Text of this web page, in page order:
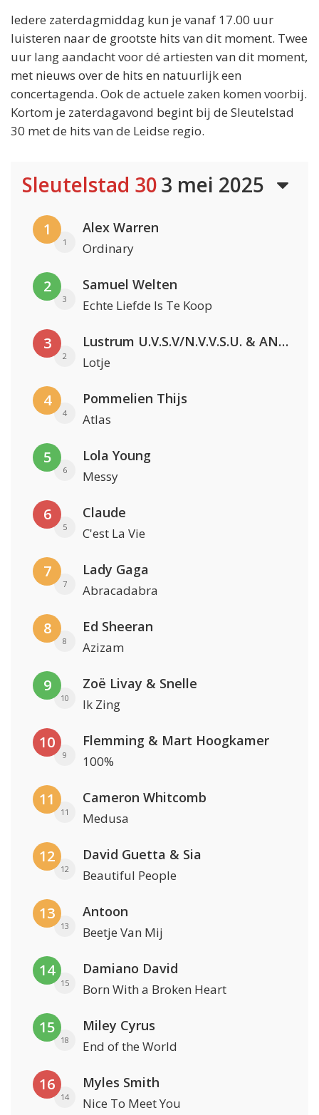
Iedere zaterdagmiddag kun je vanaf 17.00 uur
luisteren naar de grootste hits van dit moment. Twee
uur lang aandacht voor dé artiesten van dit moment,
met nieuws over de hits en natuurlijk een
concertagenda. Ook de actuele zaken komen voorbij.
Kortom je zaterdagavond begint bij de Sleutelstad
30 met de hits van de Leidse regio.
Sleutelstad 303 mei 2025
1
1
Alex Warren
Ordinary
2
3
Samuel Welten
Echte Liefde Is Te Koop
3
2
Lustrum U.V.S.V/N.V.V.S.U. & ANNO ONS & Jopke van Dobbenburgh & Roeland Beelen
Lotje
4
4
Pommelien Thijs
Atlas
5
6
Lola Young
Messy
6
5
Claude
C'est La Vie
7
7
Lady Gaga
Abracadabra
8
8
Ed Sheeran
Azizam
9
10
Zoë Livay & Snelle
Ik Zing
10
9
Flemming & Mart Hoogkamer
100%
11
11
Cameron Whitcomb
Medusa
12
12
David Guetta & Sia
Beautiful People
13
13
Antoon
Beetje Van Mij
14
15
Damiano David
Born With a Broken Heart
15
18
Miley Cyrus
End of the World
16
14
Myles Smith
Nice To Meet You